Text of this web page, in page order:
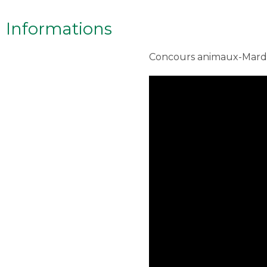
Informations
Concours animaux-